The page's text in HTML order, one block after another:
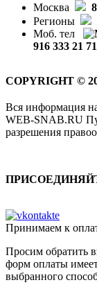
Москва
Регионы
Моб. тел
916 333 21 71
COPYRIGHT ©
Вся информация
WEB-SNAB.RU
разрешения
Принимаем к
Просим обратить
форм оплаты
выбранного